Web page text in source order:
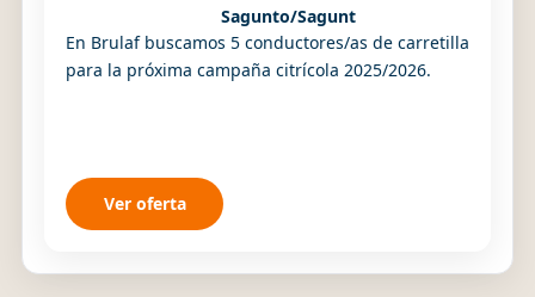
Sagunto/Sagunt
En Brulaf buscamos 5 conductores/as de carretilla
para la próxima campaña citrícola 2025/2026.
Ver oferta